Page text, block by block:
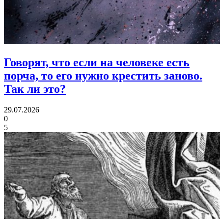
Говорят, что если на человеке есть
порча, то его нужно крестить заново.
Так ли это?
29.07.2026
0
5